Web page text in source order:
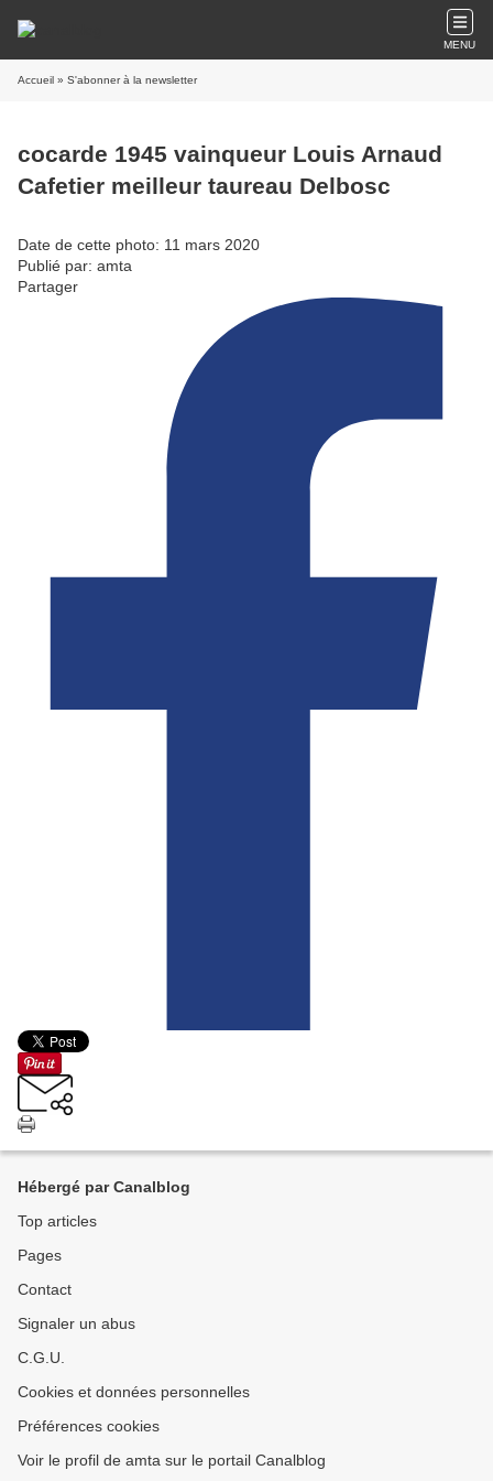
MENU
Accueil » S'abonner à la newsletter
cocarde 1945 vainqueur Louis Arnaud
Cafetier meilleur taureau Delbosc
Date de cette photo: 11 mars 2020
Publié par: amta
Partager
Hébergé par Canalblog
Top articles
Pages
Contact
Signaler un abus
C.G.U.
Cookies et données personnelles
Préférences cookies
Voir le profil de amta sur le portail Canalblog